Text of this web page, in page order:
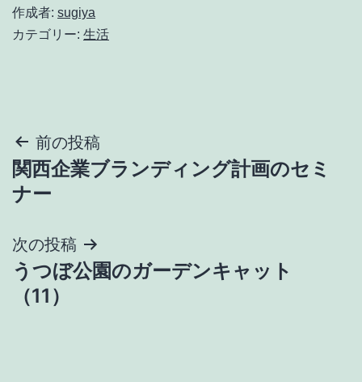
作成者: sugiya
カテゴリー: 生活
投
稿
ビ
ゲ
前の投稿
関西企業ブランディング計画のセミ
ナー
次の投稿
うつぼ公園のガーデンキャット
（11）